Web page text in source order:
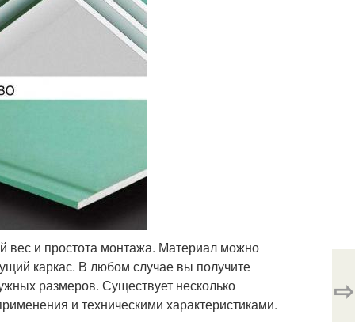
вес и простота монтажа. Материал можно
каркас. В любом случае вы получите
размеров. Существует несколько
и техническими характеристиками.
⇨